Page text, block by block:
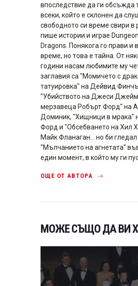
впоследствие да ги обсъжда
всеки, който е склонен да
свободното си време свири в
пише истории и играе
Dragons. Понякога го прави и
време, но това е тайна. От
години насам любимите му
заглавия са "Момичето с
татуировка" на Дейвид
"Убийството на Джеси
мерзавеца Робърт Форд" на
Доминик, "Хищници в мрака"
Форд и "Обсебването на Хил
Майк Фланаган... но би
"Мълчанието на агнетата"
един момент, в който му ги
ОЩЕ ОТ АВТОРА
МОЖЕ СЪЩО ДА ВИ